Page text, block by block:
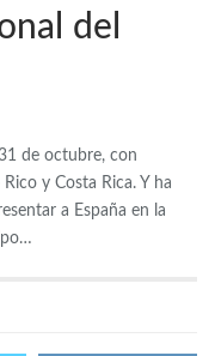
del
de octubre, con
y Costa Rica. Y ha
a España en la